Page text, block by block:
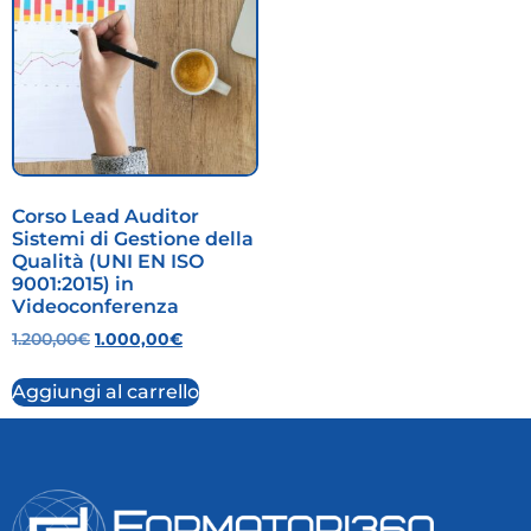
Corso Lead Auditor
Sistemi di Gestione della
Qualità (UNI EN ISO
9001:2015) in
Videoconferenza
1.200,00€ 1.000,00€
Aggiungi al carrello